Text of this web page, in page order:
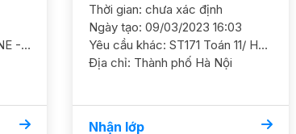
Yêu cầu khác: ST368 ONLINE - HS ở Quỳnh Mai Hai Bà Trưng Toán 9/ HS nữ/ HL khá Ôn luyện Toán ĐK. Mục tiêu thi chuyên SP/NN GS nam nữ ok. HS trống sáng T 3,4,7. Tối 2,3,4,7 Dự kiến học 1-2b/tuần, HP 200 - 250k/b/2h ĐC: Quỳnh Mai- Hai Bà Trưng"
Thời gian: chưa xác định
Ngày tạo: 09/03/2023 16:03
Yêu cầu khác: ST171 Toán 11/ HS nam/Vins/ HL Khá Ôn chắc cơ bản và nâng cao thêm GS nam nữ ok, năng động,vui vẻ, truyền cảm hứng học tập ĐC Gamuda - Hoàng Mai Học phí 180-220k
Địa chỉ: Thành phố Hà Nội
Nhận lớp